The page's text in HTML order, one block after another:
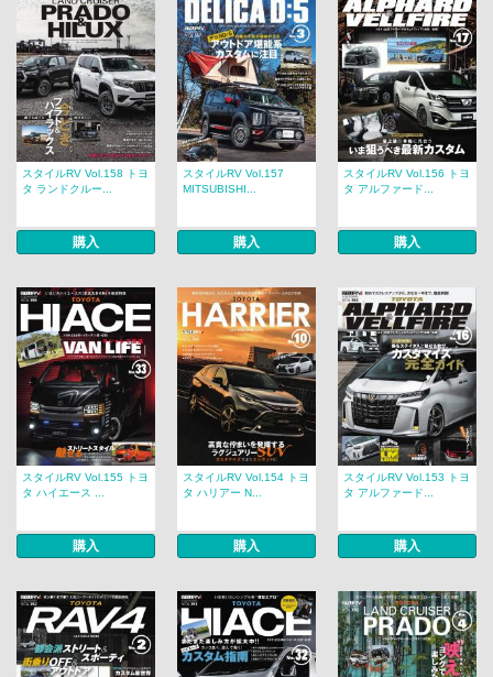
スタイルRV Vol.158 トヨ
タ ランドクルー...
購入
スタイルRV Vol.157
MITSUBISHI...
購入
スタイルRV Vol.156 トヨ
タ アルファード...
購入
スタイルRV Vol.155 トヨ
タ ハイエース ...
購入
スタイルRV Vol.154 トヨ
タ ハリアー N...
購入
スタイルRV Vol.153 トヨ
タ アルファード...
購入